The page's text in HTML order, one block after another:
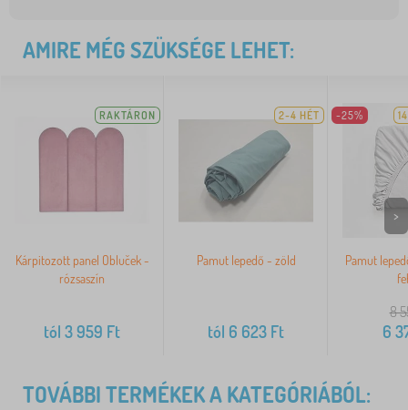
AMIRE MÉG SZÜKSÉGE LEHET:
RAKTÁRON
Kárpitozott panel Obluček -
rózsaszín
tól 3 959 Ft
2-4 HÉT
Pamut lepedő - zöld
tól 6 623 Ft
-25%
Pamut
8
6
>
TOVÁBBI TERMÉKEK A KATEGÓRIÁBÓL: